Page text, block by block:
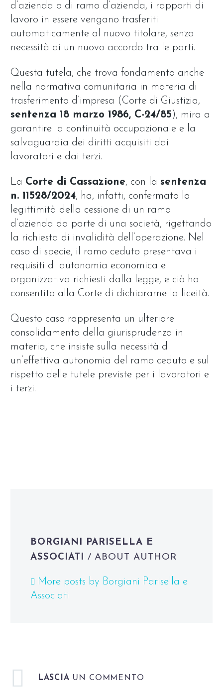
d’azienda o di ramo d’azienda, i rapporti di
lavoro in essere vengano trasferiti
automaticamente al nuovo titolare, senza
necessità di un nuovo accordo tra le parti.
Questa tutela, che trova fondamento anche
nella normativa comunitaria in materia di
trasferimento d’impresa (Corte di Giustizia,
sentenza 18 marzo 1986, C-24/85), mira a
garantire la continuità occupazionale e la
salvaguardia dei diritti acquisiti dai
lavoratori e dai terzi.
La Corte di Cassazione, con la sentenza
n. 11528/2024, ha, infatti, confermato la
legittimità della cessione di un ramo
d’azienda da parte di una società, rigettando
la richiesta di invalidità dell’operazione. Nel
caso di specie, il ramo ceduto presentava i
requisiti di autonomia economica e
organizzativa richiesti dalla legge, e ciò ha
consentito alla Corte di dichiararne la liceità.
Questo caso rappresenta un ulteriore
consolidamento della giurisprudenza in
materia, che insiste sulla necessità di
un’effettiva autonomia del ramo ceduto e sul
rispetto delle tutele previste per i lavoratori e
i terzi.
BORGIANI PARISELLA E
ASSOCIATI / ABOUT AUTHOR
More posts by Borgiani Parisella e
Associati
LASCIA UN COMMENTO